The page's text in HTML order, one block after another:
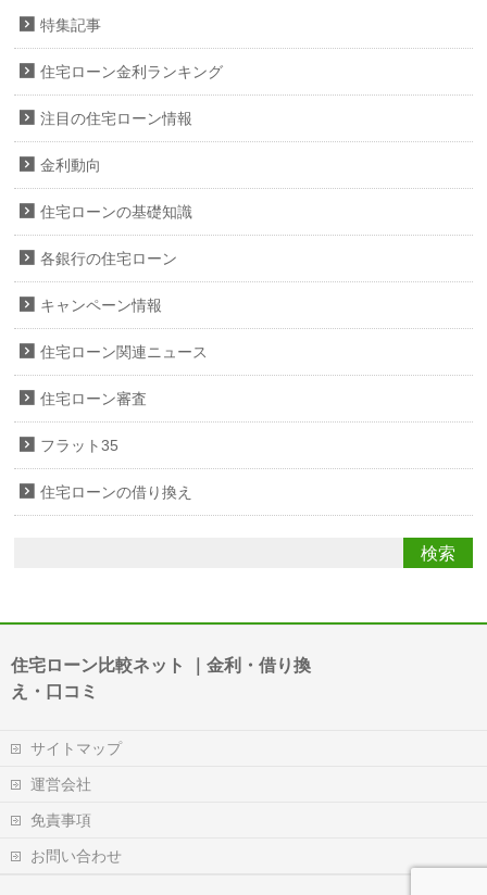
特集記事
住宅ローン金利ランキング
注目の住宅ローン情報
金利動向
住宅ローンの基礎知識
各銀行の住宅ローン
キャンペーン情報
住宅ローン関連ニュース
住宅ローン審査
フラット35
住宅ローンの借り換え
住宅ローン比較ネット ｜金利・借り換
え・口コミ
サイトマップ
運営会社
免責事項
お問い合わせ